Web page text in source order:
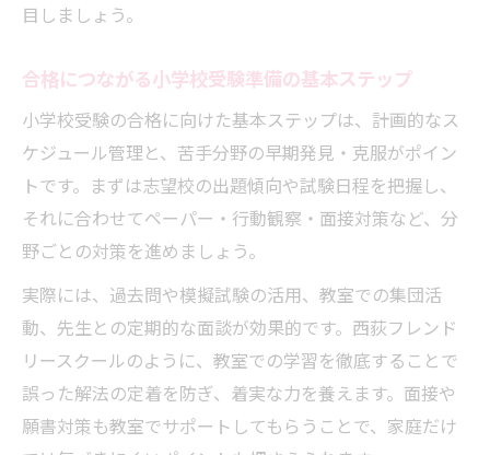
目しましょう。
合格につながる小学校受験準備の基本ステップ
小学校受験の合格に向けた基本ステップは、計画的なス
ケジュール管理と、苦手分野の早期発見・克服がポイン
トです。まずは志望校の出題傾向や試験日程を把握し、
それに合わせてペーパー・行動観察・面接対策など、分
野ごとの対策を進めましょう。
実際には、過去問や模擬試験の活用、教室での集団活
動、先生との定期的な面談が効果的です。西荻フレンド
リースクールのように、教室での学習を徹底することで
誤った解法の定着を防ぎ、着実な力を養えます。面接や
願書対策も教室でサポートしてもらうことで、家庭だけ